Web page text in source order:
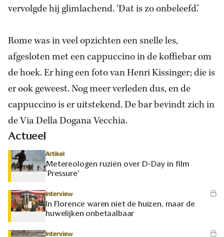
vervolgde hij glimlachend. ‘Dat is zo onbeleefd.’
Rome was in veel opzichten een snelle les,
afgesloten met een cappuccino in de koffiebar om
de hoek. Er hing een foto van Henri Kissinger; die is
er ook geweest. Nog meer verleden dus, en de
cappuccino is er uitstekend. De bar bevindt zich in
de Via Della Dogana Vecchia.
Actueel
Artikel
Metereologen ruziën over D-Day in film
‘Pressure’
Interview
In Florence waren niet de huizen, maar de
huwelijken onbetaalbaar
Interview